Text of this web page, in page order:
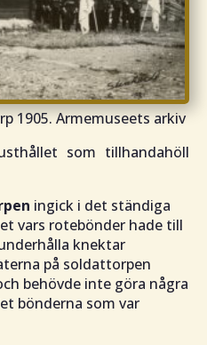
1905. Armemuseets arkiv
som tillhandahöll
ingick i det ständiga
vars rotebönder hade till
knektar
på soldattorpen
behövde inte göra några
bönderna som var